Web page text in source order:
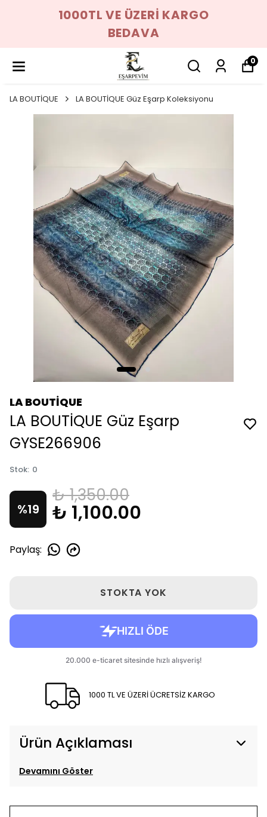
1000TL VE ÜZERİ KARGO
BEDAVA
0
LA BOUTİQUE LA BOUTİQUE Güz Eşarp Koleksiyonu
LA BOUTİQUE
LA BOUTİQUE Güz Eşarp
GYSE266906
Stok: 0
%19
₺ 1,350.00
₺ 1,100.00
Paylaş:
STOKTA YOK
1000 TL VE ÜZERİ ÜCRETSİZ KARGO
Ürün Açıklaması
Devamını Göster